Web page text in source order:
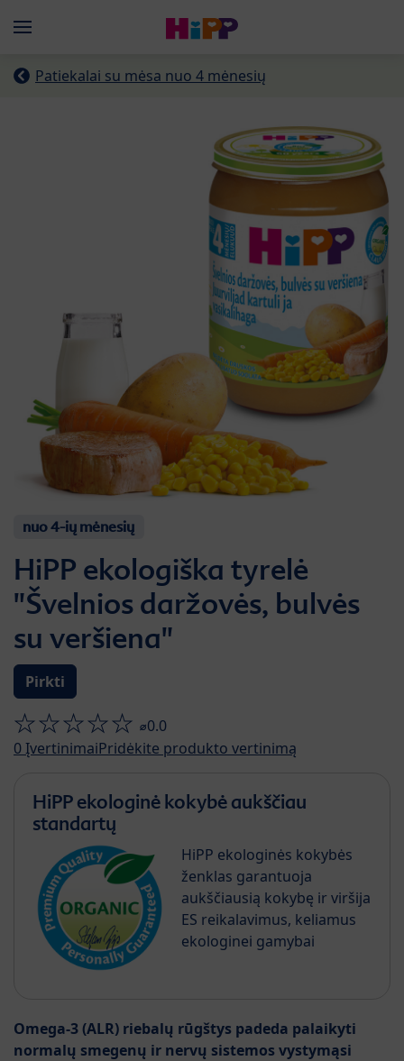
Menü
Patiekalai su mėsa nuo 4 mėnesių
nuo 4-ių mėnesių
HiPP ekologiška tyrelė
"Švelnios daržovės, bulvės
su veršiena"
Pirkti
⌀0.0
0ĮvertinimaiPridėkite produkto vertinimą
HiPP ekologinė kokybė aukščiau
standartų
HiPP ekologinės kokybės
ženklas garantuoja
aukščiausią kokybę ir viršija
ES reikalavimus, keliamus
ekologinei gamybai
Omega-3 (ALR) riebalų rūgštys padeda palaikyti
normalų smegenų ir nervų sistemos vystymąsi